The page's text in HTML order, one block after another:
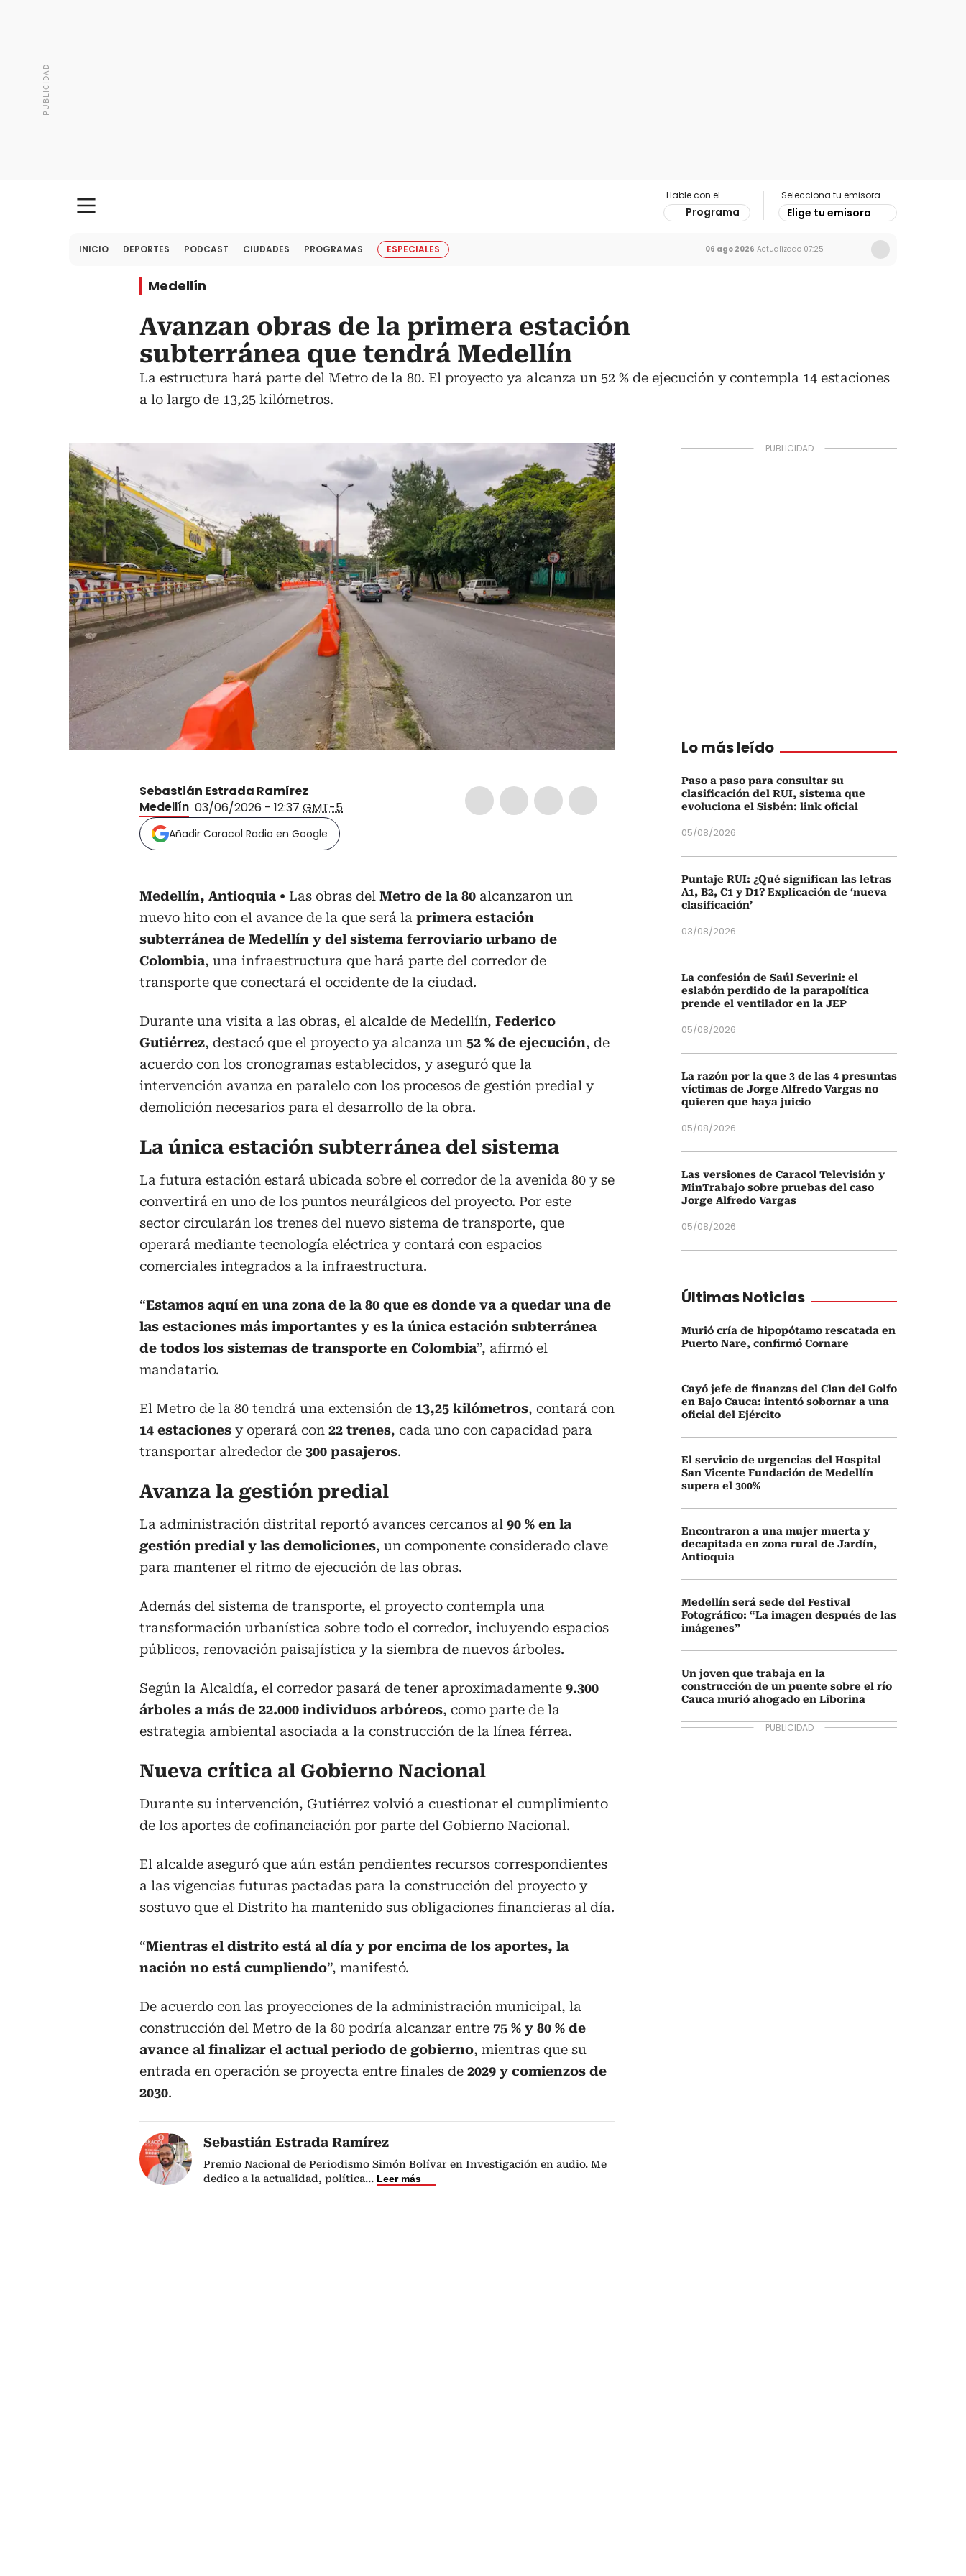
Hable con el
Programa
Selecciona tu emisora
Elige tu emisora
INICIO DEPORTES PODCAST CIUDADES PROGRAMAS ESPECIALES 06 ago 2026 Actualizado 07:25
Medellín
Avanzan obras de la primera estación
subterránea que tendrá Medellín
La estructura hará parte del Metro de la 80. El proyecto ya alcanza un 52 % de ejecución y contempla 14 estaciones
a lo largo de 13,25 kilómetros.
Sebastián Estrada Ramírez
Medellín 03/06/2026 - 12:37 GMT-5
Añadir Caracol Radio en Google
Medellín, Antioquia Las obras del Metro de la 80 alcanzaron un
nuevo hito con el avance de la que será la primera estación
subterránea de Medellín y del sistema ferroviario urbano de
Colombia, una infraestructura que hará parte del corredor de
transporte que conectará el occidente de la ciudad.
Durante una visita a las obras, el alcalde de Medellín, Federico
Gutiérrez, destacó que el proyecto ya alcanza un 52 % de ejecución, de
acuerdo con los cronogramas establecidos, y aseguró que la
intervención avanza en paralelo con los procesos de gestión predial y
demolición necesarios para el desarrollo de la obra.
La única estación subterránea del sistema
La futura estación estará ubicada sobre el corredor de la avenida 80 y se
convertirá en uno de los puntos neurálgicos del proyecto. Por este
sector circularán los trenes del nuevo sistema de transporte, que
operará mediante tecnología eléctrica y contará con espacios
comerciales integrados a la infraestructura.
“Estamos aquí en una zona de la 80 que es donde va a quedar una de
las estaciones más importantes y es la única estación subterránea
de todos los sistemas de transporte en Colombia”, afirmó el
mandatario.
El Metro de la 80 tendrá una extensión de 13,25 kilómetros, contará con
14 estaciones y operará con 22 trenes, cada uno con capacidad para
transportar alrededor de 300 pasajeros.
Avanza la gestión predial
La administración distrital reportó avances cercanos al 90 % en la
gestión predial y las demoliciones, un componente considerado clave
para mantener el ritmo de ejecución de las obras.
Además del sistema de transporte, el proyecto contempla una
transformación urbanística sobre todo el corredor, incluyendo espacios
públicos, renovación paisajística y la siembra de nuevos árboles.
Según la Alcaldía, el corredor pasará de tener aproximadamente 9.300
árboles a más de 22.000 individuos arbóreos, como parte de la
estrategia ambiental asociada a la construcción de la línea férrea.
Nueva crítica al Gobierno Nacional
Durante su intervención, Gutiérrez volvió a cuestionar el cumplimiento
de los aportes de cofinanciación por parte del Gobierno Nacional.
El alcalde aseguró que aún están pendientes recursos correspondientes
a las vigencias futuras pactadas para la construcción del proyecto y
sostuvo que el Distrito ha mantenido sus obligaciones financieras al día.
“Mientras el distrito está al día y por encima de los aportes, la
nación no está cumpliendo”, manifestó.
De acuerdo con las proyecciones de la administración municipal, la
construcción del Metro de la 80 podría alcanzar entre 75 % y 80 % de
avance al finalizar el actual periodo de gobierno, mientras que su
entrada en operación se proyecta entre finales de 2029 y comienzos de
2030.
Sebastián Estrada Ramírez
Premio Nacional de Periodismo Simón Bolívar en Investigación en audio. Me
dedico a la actualidad, política... Leer más
Lo más leído
Paso a paso para consultar su
clasificación del RUI, sistema que
evoluciona el Sisbén: link oficial
05/08/2026
Puntaje RUI: ¿Qué significan las letras
A1, B2, C1 y D1? Explicación de ‘nueva
clasificación’
03/08/2026
La confesión de Saúl Severini: el
eslabón perdido de la parapolítica
prende el ventilador en la JEP
05/08/2026
La razón por la que 3 de las 4 presuntas
víctimas de Jorge Alfredo Vargas no
quieren que haya juicio
05/08/2026
Las versiones de Caracol Televisión y
MinTrabajo sobre pruebas del caso
Jorge Alfredo Vargas
05/08/2026
Últimas Noticias
Murió cría de hipopótamo rescatada en
Puerto Nare, confirmó Cornare
Cayó jefe de finanzas del Clan del Golfo
en Bajo Cauca: intentó sobornar a una
oficial del Ejército
El servicio de urgencias del Hospital
San Vicente Fundación de Medellín
supera el 300%
Encontraron a una mujer muerta y
decapitada en zona rural de Jardín,
Antioquia
Medellín será sede del Festival
Fotográfico: “La imagen después de las
imágenes”
Un joven que trabaja en la
construcción de un puente sobre el río
Cauca murió ahogado en Liborina